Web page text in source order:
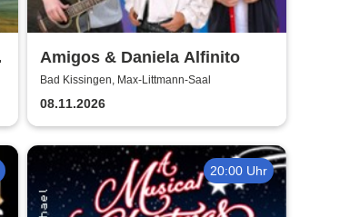
Amigos & Daniela Alfinito
Bad Kissingen, Max-Littmann-Saal
08.11.2026
20:00 Uhr